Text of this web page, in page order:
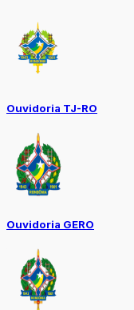
Ouvidoria TJ-RO
Ouvidoria GERO